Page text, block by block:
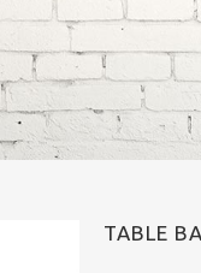
TABLE